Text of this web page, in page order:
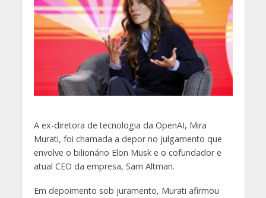
Aex-diretora de tecnologia da OpenAI, Mira
Murati, foi chamada a depor no julgamento que
envolve o bilionário Elon Musk e o cofundador e
atual CEO da empresa, Sam Altman.
Em depoimento sob juramento, Murati afirmou